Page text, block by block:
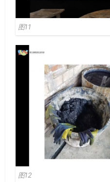
图11
图12